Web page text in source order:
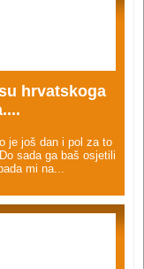
hrvatskoga
je još dan i pol za to
sada ga baš osjetili
mi na...